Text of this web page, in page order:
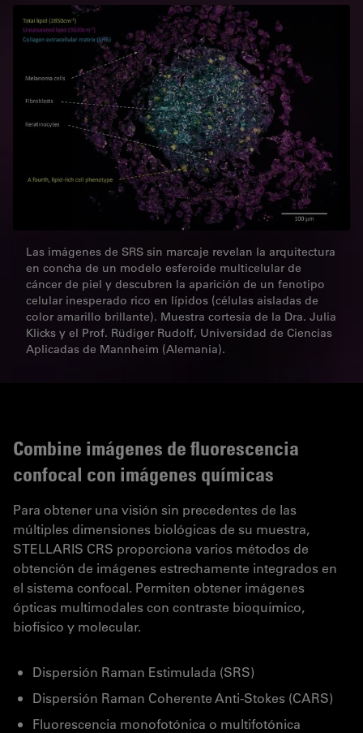
Las imágenes de SRS sin marcaje revelan la arquitectura
en concha de un modelo esferoide multicelular de
cáncer de piel y descubren la aparición de un fenotipo
celular inesperado rico en lípidos (células aisladas de
color amarillo brillante). Muestra cortesía de la Dra. Julia
Klicks y el Prof. Rüdiger Rudolf, Universidad de Ciencias
Aplicadas de Mannheim (Alemania).
Combine imágenes de fluorescencia
confocal con imágenes químicas
Para obtener una visión sin precedentes de las
múltiples dimensiones biológicas de su muestra,
STELLARIS CRS proporciona varios métodos de
obtención de imágenes estrechamente integrados en
el sistema confocal. Permiten obtener imágenes
ópticas multimodales con contraste bioquímico,
biofísico y molecular.
Dispersión Raman Estimulada (SRS)
Dispersión Raman Coherente Anti-Stokes (CARS)
Fluorescencia monofotónica o multifotónica